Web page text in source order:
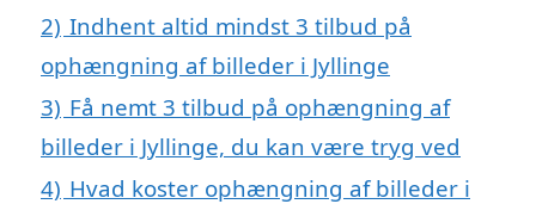
2) Indhent altid mindst 3 tilbud på
ophængning af billeder i Jyllinge
3) Få nemt 3 tilbud på ophængning af
billeder i Jyllinge, du kan være tryg ved
4) Hvad koster ophængning af billeder i